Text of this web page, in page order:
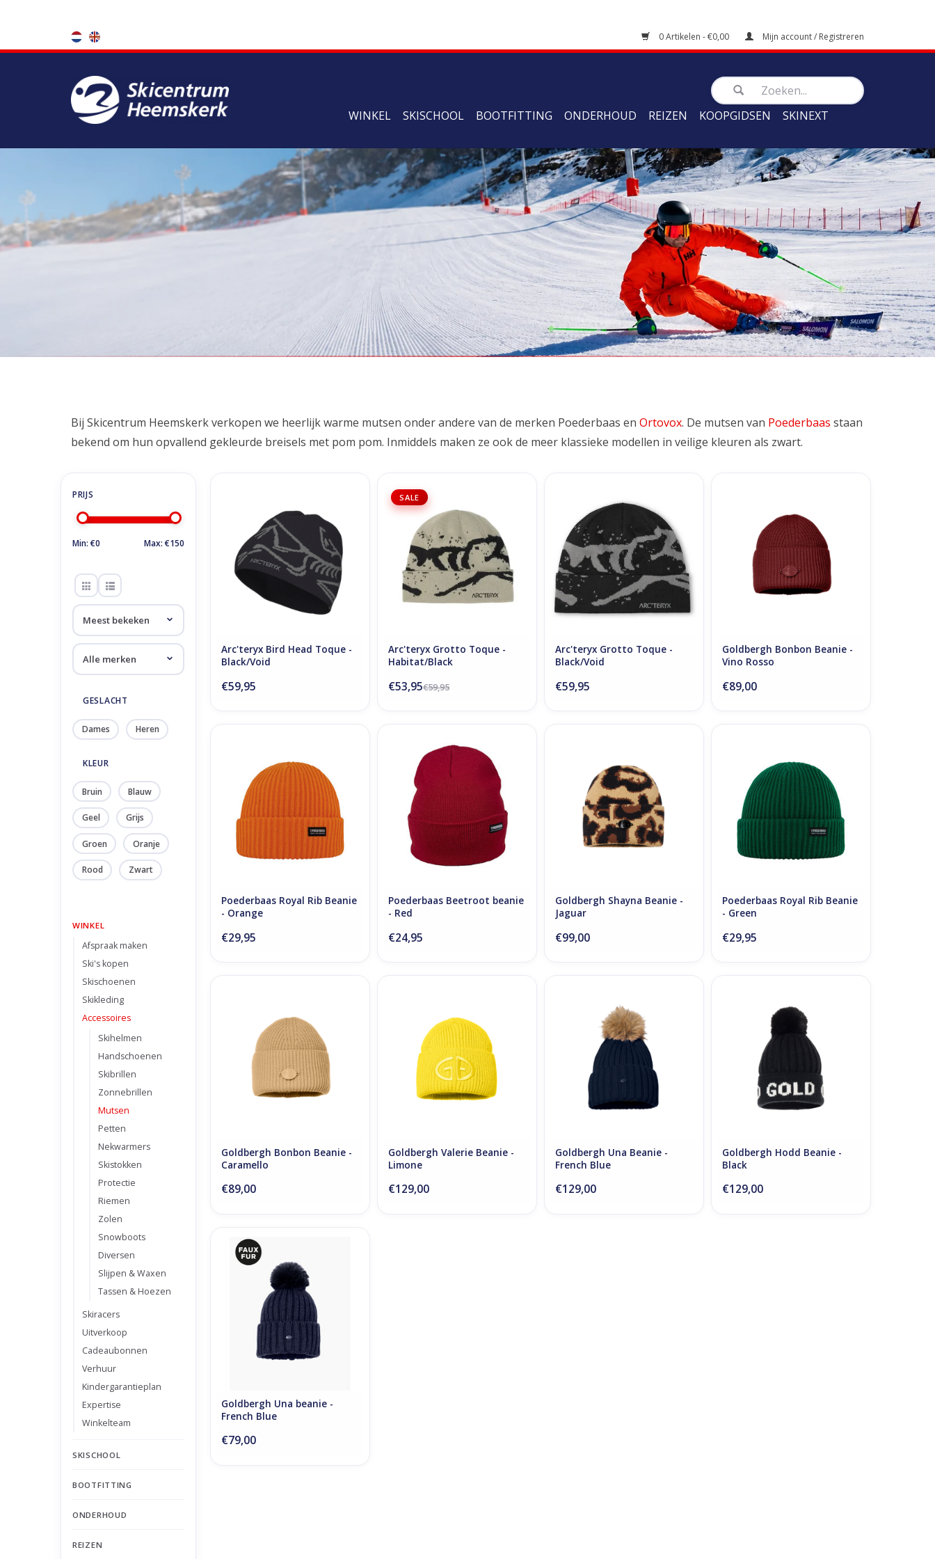
0 Artikelen - €0,00 Mijn account / Registreren
WINKEL SKISCHOOL BOOTFITTING ONDERHOUD REIZEN KOOPGIDSEN SKINEXT
Mutsen
Bij Skicentrum Heemskerk verkopen we heerlijk warme mutsen onder andere van de merken Poederbaas en Ortovox. De mutsen van Poederbaas staan
bekend om hun opvallend gekleurde breisels met pom pom. Inmiddels maken ze ook de meer klassieke modellen in veilige kleuren als zwart.
Min: €0 Max: €150
GESLACHT
Dames Heren
KLEUR
Bruin Blauw
Geel Grijs
Groen Oranje
Rood Zwart
WINKEL
Afspraak maken
Ski's kopen
Skischoenen
Skikleding
Accessoires
Skihelmen
Handschoenen
Skibrillen
Zonnebrillen
Mutsen
Petten
Nekwarmers
Skistokken
Protectie
Riemen
Zolen
Snowboots
Diversen
Slijpen & Waxen
Tassen & Hoezen
Skiracers
Uitverkoop
Cadeaubonnen
Verhuur
Kindergarantieplan
Expertise
Winkelteam
SKISCHOOL
BOOTFITTING
ONDERHOUD
REIZEN
TOEVOEGEN AAN WINKELWAGEN
Arc'teryx Bird Head Toque -
Black/Void
€59,95
SALE
Arc'teryx Grotto Toque -
TOEVOEGEN AAN WINKELWAGEN
Arc'teryx Grotto Toque -
Habitat/Black
€59,95
€53,95
Black/Void
TOEVOEGEN AAN WINKELWAGEN
Arc'teryx Grotto Toque -
Black/Void
€59,95
TOEVOEGEN AAN WINKELWAGEN
Goldbergh Bonbon Beanie -
Vino Rosso
€89,00
TOEVOEGEN AAN WINKELWAGEN
Poederbaas Royal Rib Beanie
- Orange
€29,95
Red
TOEVOEGEN AAN WINKELWAGEN
Poederbaas Beetroot beanie
- Red
€24,95
TOEVOEGEN AAN WINKELWAGEN
Goldbergh Shayna Beanie -
Jaguar
€99,00
TOEVOEGEN AAN WINKELWAGEN
Poederbaas Royal Rib Beanie
- Green
€29,95
TOEVOEGEN AAN WINKELWAGEN
Goldbergh Bonbon Beanie -
Caramello
€89,00
TOEVOEGEN AAN WINKELWAGEN
Goldbergh Valerie Beanie -
Limone
€129,00
Blue
TOEVOEGEN AAN WINKELWAGEN
Goldbergh Una Beanie -
French Blue
€129,00
TOEVOEGEN AAN WINKELWAGEN
Goldbergh Hodd Beanie -
Black
€129,00
Goldbergh Una beanie - French
TOEVOEGEN AAN WINKELWAGEN
Goldbergh Una beanie -
French Blue
€79,00